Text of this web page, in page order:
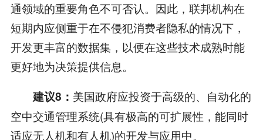
通领域的重要角色不可否认。因此，联邦机构在
短期内应侧重于在不侵犯消费者隐私的情况下，
开发更丰富的数据集，以便在这些技术成熟时能
更好地为决策提供信息。
建议8： 美国政府应投资于高级的、自动化的
空中交通管理系统(具有极高的可扩展性，能同时
适应无人机和有人机)的开发与应用中。